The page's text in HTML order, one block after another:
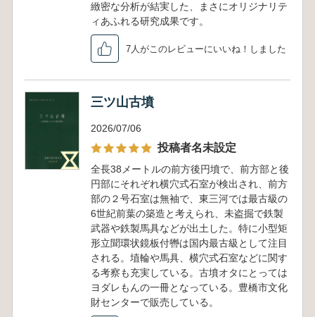
緻密な分析が結実した、まさにオリジナリテ
ィあふれる研究成果です。
7人がこのレビューにいいね！しました
三ツ山古墳
2026/07/06
投稿者名未設定
全長38メートルの前方後円墳で、前方部と後
円部にそれぞれ横穴式石室が検出され、前方
部の２号石室は無袖で、東三河では最古級の
6世紀前葉の築造と考えられ、未盗掘で鉄製
武器や鉄製馬具などが出土した。特に小型矩
形立聞環状鏡板付轡は国内最古級として注目
される。埴輪や馬具、横穴式石室などに関す
る考察も充実している。古墳オタにとっては
ヨダレもんの一冊となっている。豊橋市文化
財センターで販売している。